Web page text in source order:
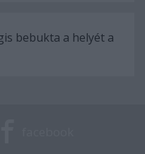
bebukta a helyét a